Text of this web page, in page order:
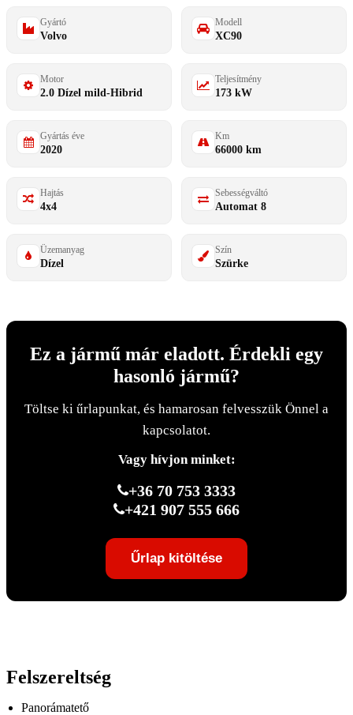
Gyártó
Volvo
Modell
XC90
Motor
2.0 Dízel mild-Hibrid
Teljesítmény
173 kW
Gyártás éve
2020
Km
66000 km
Hajtás
4x4
Sebességváltó
Automat 8
Üzemanyag
Dízel
Szín
Szürke
Ez a jármű már eladott. Érdekli egy
hasonló jármű?
Töltse ki űrlapunkat, és hamarosan felvesszük Önnel a
kapcsolatot.
Vagy hívjon minket:
+36 70 753 3333
+421 907 555 666
Űrlap kitöltése
Felszereltség
Panorámatető